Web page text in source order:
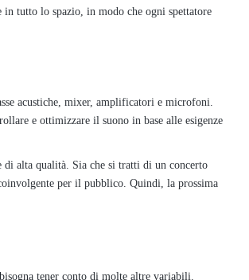
tutto lo spazio, in modo che ogni spettatore
acustiche, mixer, amplificatori e microfoni.
e ottimizzare il suono in base alle esigenze
di alta qualità. Sia che si tratti di un concerto
per il pubblico. Quindi, la prossima
tener conto di molte altre variabili.